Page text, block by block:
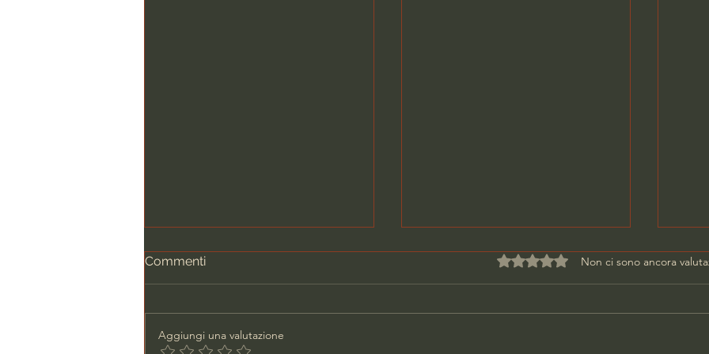
Commenti Valutazione 0 stelle su 5.
Non ci sono ancora
Aggiungi una valutazione